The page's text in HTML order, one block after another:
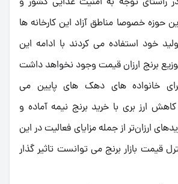
حوزه خصوصا مناطق آزاد این کارخانه ها
خود استفاده می کردند با ادامه این
برنج ارزان قیمت وجود نخواهد داشت
خانواده های دهک های پایین می
ارز بری با خرید برنج نیمه آماده و
ارزان‌تر از جمله مزایاى فعالیت در این
قیمت بازار برنج مى توانست تاثیر گذار